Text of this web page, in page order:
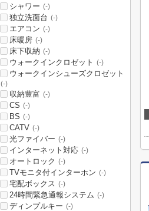
シャワー (-)
独立洗面台 (-)
エアコン (-)
床暖房 (-)
床下収納 (-)
ウォークインクロゼット (-)
ウォークインシューズクロゼット
(-)
収納豊富 (-)
CS (-)
BS (-)
CATV (-)
光ファイバー (-)
インターネット対応 (-)
オートロック (-)
TVモニタ付インターホン (-)
宅配ボックス (-)
24時間緊急通報システム (-)
ディンプルキー (-)